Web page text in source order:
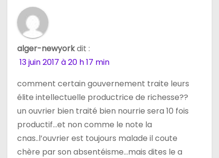
d
e
a
r
t
alger-newyorkdit :
13 juin 2017 à 20 h 17 min
comment certain gouvernement traite leurs
élite intellectuelle productrice de richesse??
un ouvrier bien traité bien nourrie sera 10 fois
productif…et non comme le note la
cnas..l’ouvrier est toujours malade il coute
chère par son absentéisme…mais dites le a